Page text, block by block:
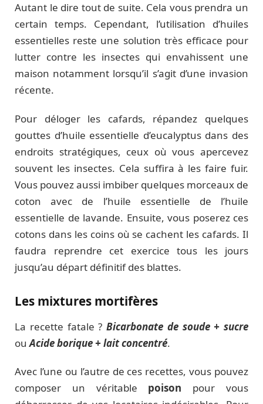
Autant le dire tout de suite. Cela vous prendra un
certain temps. Cependant, l’utilisation d’huiles
essentielles reste une solution très efficace pour
lutter contre les insectes qui envahissent une
maison notamment lorsqu’il s’agit d’une invasion
récente.
Pour déloger les cafards, répandez quelques
gouttes d’huile essentielle d’eucalyptus dans des
endroits stratégiques, ceux où vous apercevez
souvent les insectes. Cela suffira à les faire fuir.
Vous pouvez aussi imbiber quelques morceaux de
coton avec de l’huile essentielle de l’huile
essentielle de lavande. Ensuite, vous poserez ces
cotons dans les coins où se cachent les cafards. Il
faudra reprendre cet exercice tous les jours
jusqu’au départ définitif des blattes.
Les mixtures mortifères
La recette fatale ? Bicarbonate de soude + sucre
ouAcide borique + lait concentré.
Avec l’une ou l’autre de ces recettes, vous pouvez
composer un véritable poison pour vous